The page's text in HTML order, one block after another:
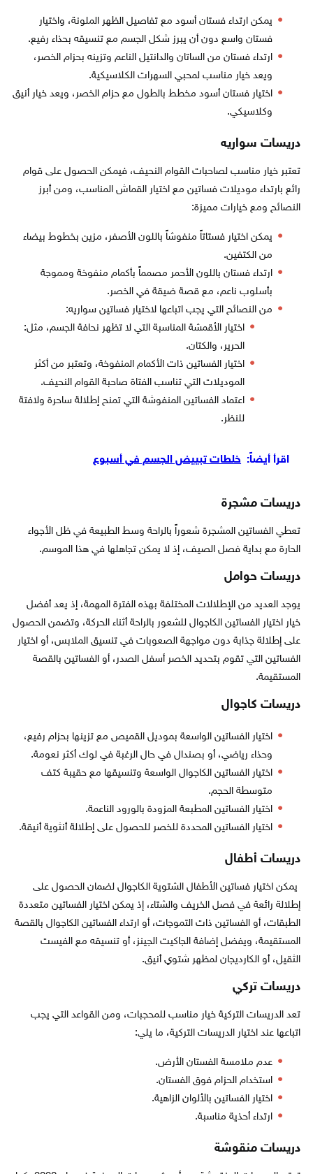
يمكن ارتداء فستان أسود مع تفاصيل الظهر الملونة، واختيار
فستان واسع دون أن يبرز شكل الجسم مع تنسيقه بحذاء رفيع.
ارتداء فستان من الساتان والدانتيل الناعم وتزينه بحزام الخصر،
ويعد خيار مناسب لمحبي السهرات الكلاسيكية.
اختيار فستان أسود مخطط بالطول مع حزام الخصر، ويعد خيار أنيق
وكلاسيكي.
دريسات سواريه
تعتبر خيار مناسب لصاحبات القوام النحيف، فيمكن الحصول على قوام
رائع بارتداء موديلات فساتين مع اختيار القماش المناسب، ومن أبرز
النصائح ومع خيارات مميزة:
يمكن اختيار فستاتاً منفوشاً باللون الأصفر، مزين بخطوط بيضاء
من الكتفين.
ارتداء فستان باللون الأحمر مصمماً بأكمام منفوخة ومموجة
بأسلوب ناعم، مع قصة ضيقة في الخصر.
من النصائح التي يجب اتباعها لاختيار فساتين سواريه:
اختيار الأقمشة المناسبة التي لا تظهر نحافة الجسم، مثل:
الحرير، والكتان.
اختيار الفساتين ذات الأكمام المنفوخة، وتعتبر من أكثر
الموديلات التي تناسب الفتاة صاحبة القوام النحيف.
اعتماد الفساتين المنفوشة التي تمنح إطلالة ساحرة ولافتة
للنظر.
اقرأ أيضاً: خلطات تبييض الجسم في أسبوع
دريسات مشجرة
تعطي الفساتين المشجرة شعوراً بالراحة وسط الطبيعة في ظل الأجواء
الحارة مع بداية فصل الصيف، إذ لا يمكن تجاهلها في هذا الموسم.
دريسات حوامل
يوجد العديد من الإطلالات المختلفة بهذه الفترة المهمة، إذ يعد أفضل
خيار اختيار الفساتين الكاجوال للشعور بالراحة أثناء الحركة، وتضمن الحصول
على إطلالة جذابة دون مواجهة الصعوبات في تنسيق الملابس، أو اختيار
الفساتين التي تقوم بتحديد الخصر أسفل الصدر، أو الفساتين بالقصة
المستقيمة.
دريسات كاجوال
اختيار الفساتين الواسعة بموديل القميص مع تزينها بحزام رفيع،
وحذاء رياضي، أو بصندال في حال الرغبة في لوك أكثر نعومة.
اختيار الفساتين الكاجوال الواسعة وتنسيقها مع حقيبة كتف
متوسطة الحجم.
اختيار الفساتين المطبعة المزودة بالورود الناعمة.
اختيار الفساتين المحددة للخصر للحصول على إطلالة أنثوية أنيقة.
دريسات أطفال
يمكن اختيار فساتين الأطفال الشتوية الكاجوال لضمان الحصول على
إطلالة رائعة في فصل الخريف والشتاء، إذ يمكن اختيار الفساتين متعددة
الطبقات، أو الفساتين ذات التموجات، أو ارتداء الفساتين الكاجوال بالقصة
المستقيمة، ويفضل إضافة الجاكيت الجينز، أو تنسيقه مع الفيست
الثقيل، أو الكارديجان لمظهر شتوي أنيق.
دريسات تركي
تعد الدريسات التركية خيار مناسب للمحجبات، ومن القواعد التي يجب
اتباعها عند اختيار الدريسات التركية، ما يلي:
عدم ملامسة الفستان الأرض.
استخدام الحزام فوق الفستان.
اختيار الفساتين بالألوان الزاهية.
ارتداء أحذية مناسبة.
دريسات منقوشة